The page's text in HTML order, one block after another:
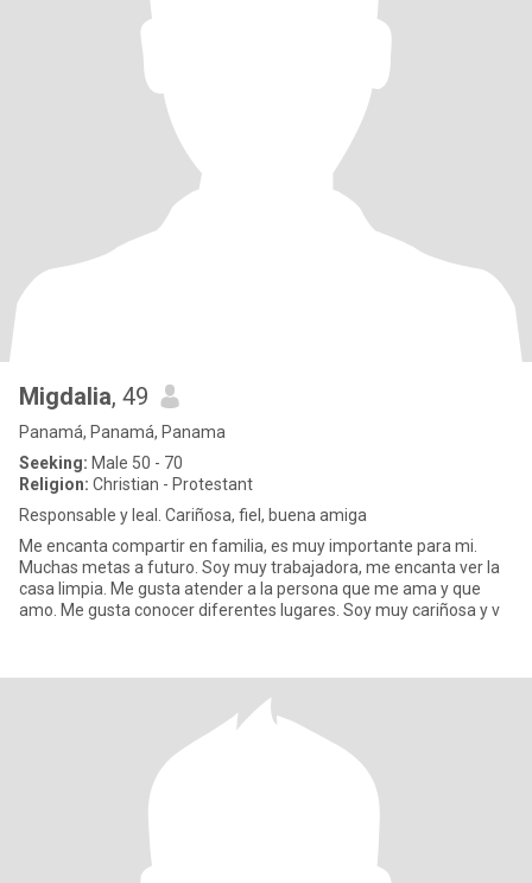
Migdalia, 49
Panamá, Panamá, Panama
Seeking: Male 50 - 70
Religion: Christian - Protestant
Responsable y leal. Cariñosa, fiel, buena amiga
Me encanta compartir en familia, es muy importante para mi.
Muchas metas a futuro. Soy muy trabajadora, me encanta ver la
casa limpia. Me gusta atender a la persona que me ama y que
amo. Me gusta conocer diferentes lugares. Soy muy cariñosa y v